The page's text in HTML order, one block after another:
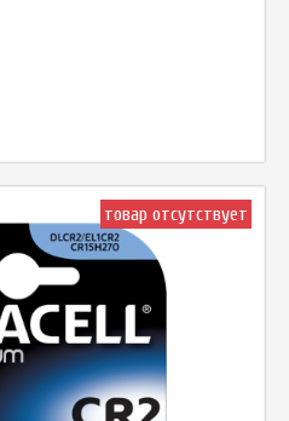
товар отсутствует